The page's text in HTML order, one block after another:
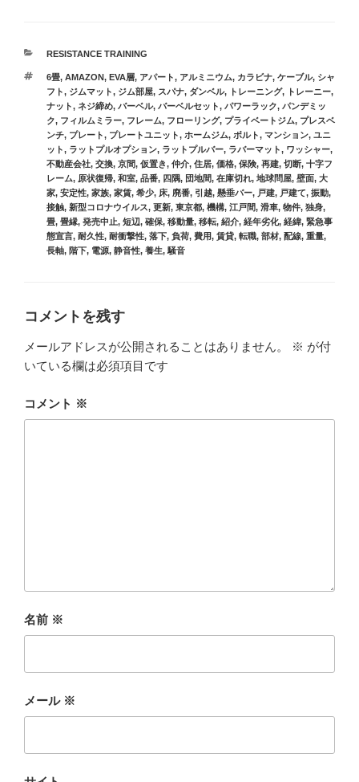
カ
ゴ
リ
ー
RESISTANCE TRAINING
タ
グ
6畳, AMAZON, EVA層, アパート, アルミニウム, カラビナ, ケーブル, シャ
フト, ジムマット, ジム部屋, スパナ, ダンベル, トレーニング, トレーニー,
ナット, ネジ締め, バーベル, バーベルセット, パワーラック, パンデミッ
ク, フィルムミラー, フレーム, フローリング, プライベートジム, プレスベ
ンチ, プレート, プレートユニット, ホームジム, ボルト, マンション, ユニ
ット, ラットプルオプション, ラットプルバー, ラバーマット, ワッシャー,
不動産会社, 交換, 京間, 仮置き, 仲介, 住居, 価格, 保険, 再建, 切断, 十字フ
レーム, 原状復帰, 和室, 品番, 四隅, 団地間, 在庫切れ, 地球問屋, 壁面, 大
家, 安定性, 家族, 家賃, 希少, 床, 廃番, 引越, 懸垂バー, 戸建, 戸建て, 振動,
接触, 新型コロナウイルス, 更新, 東京都, 機構, 江戸間, 滑車, 物件, 独身,
畳, 畳縁, 発売中止, 短辺, 確保, 移動量, 移転, 紹介, 経年劣化, 経緯, 緊急事
態宣言, 耐久性, 耐衝撃性, 落下, 負荷, 費用, 賃貸, 転職, 部材, 配線, 重量,
長軸, 階下, 電源, 静音性, 養生, 騒音
コメントを残す
メールアドレスが公開されることはありません。 ※ が付
いている欄は必須項目です
コメント ※
名前 ※
メール ※